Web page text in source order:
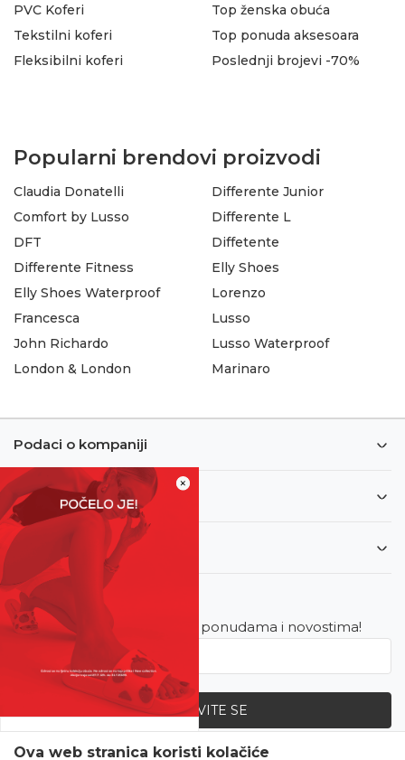
×
SVE UPOLA CIJENE!
PVC Koferi
Tekstilni koferi
Fleksibilni koferi
Top ženska obuća
Top ponuda aksesoara
Poslednji brojevi -70%
Popularni brendovi proizvodi
Claudia Donatelli
Comfort by Lusso
DFT
Differente Fitness
Differente Junior
Differente L
Diffetente
Elly Shoes
Elly Shoes Waterproof
Francesca
John Richardo
London & London
Lorenzo
Lusso
Lusso Waterproof
Marinaro
Podaci o kompaniji
Informacije
Korisnički servis
Newsletter
Budite u toku sa najnovijim ponudama i novostima!
PRIJAVITE SE
Ova web stranica koristi kolačiće